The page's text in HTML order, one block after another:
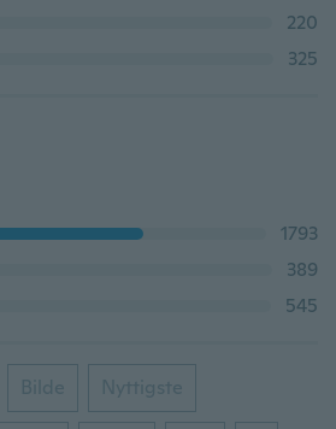
220
325
1793
389
545
Bilde Nyttigste